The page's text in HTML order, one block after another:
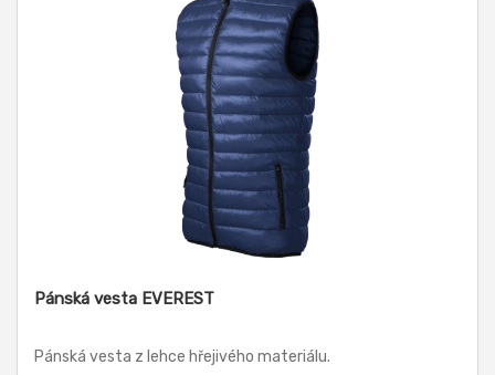
Pánská vesta EVEREST
Pánská vesta z lehce hřejivého materiálu.